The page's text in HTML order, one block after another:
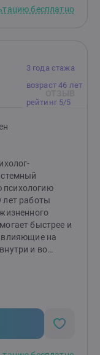
бесплатно
3 года стажа
возраст 46 лет
рейтинг 5/5
психологию
лет работы
быстрее и
влияющие на
и во
выражать
себя, своих
сложные